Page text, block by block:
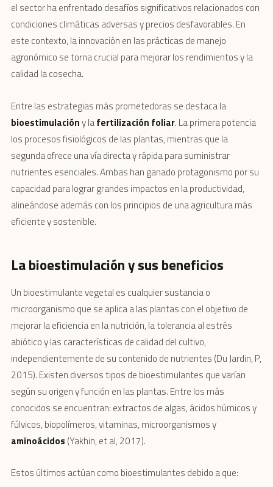
el sector ha enfrentado desafíos significativos relacionados con
condiciones climáticas adversas y precios desfavorables. En
este contexto, la innovación en las prácticas de manejo
agronómico se torna crucial para mejorar los rendimientos y la
calidad la cosecha.
Entre las estrategias más prometedoras se destaca la
bioestimulacióny lafertilización foliar. La primera potencia
los procesos fisiológicos de las plantas, mientras que la
segunda ofrece una vía directa y rápida para suministrar
nutrientes esenciales. Ambas han ganado protagonismo por su
capacidad para lograr grandes impactos en la productividad,
alineándose además con los principios de una agricultura más
eficiente y sostenible.
La bioestimulación y sus beneficios
Un bioestimulante vegetal es cualquier sustancia o
microorganismo que se aplica a las plantas con el objetivo de
mejorar la eficiencia en la nutrición, la tolerancia al estrés
abiótico y las características de calidad del cultivo,
independientemente de su contenido de nutrientes (Du Jardin, P,
2015). Existen diversos tipos de bioestimulantes que varían
según su origen y función en las plantas. Entre los más
conocidos se encuentran: extractos de algas, ácidos húmicos y
fúlvicos, biopolímeros, vitaminas, microorganismos y
aminoácidos (Yakhin, et al, 2017).
Estos últimos actúan como bioestimulantes debido a que: